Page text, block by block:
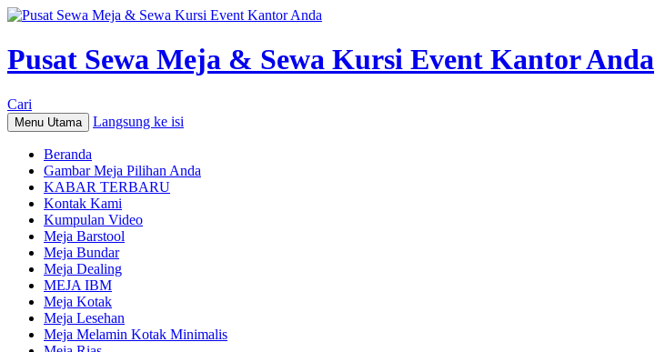
Pusat Sewa Meja & Sewa Kursi Event Kantor Anda
Cari
Menu Utama Langsung ke isi
Beranda
Gambar Meja Pilihan Anda
KABAR TERBARU
Kontak Kami
Kumpulan Video
Meja Barstool
Meja Bundar
Meja Dealing
MEJA IBM
Meja Kotak
Meja Lesehan
Meja Melamin Kotak Minimalis